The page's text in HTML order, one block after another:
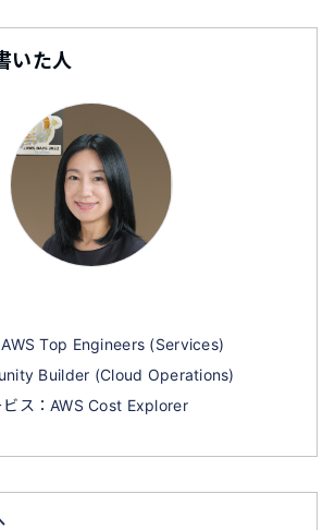
いた人
Top Engineers (Services)
Builder (Cloud Operations)
ビス：AWS Cost Explorer